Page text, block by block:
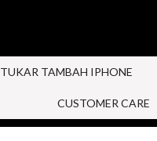
TUKAR TAMBAH IPHONE
CUSTOMER CARE